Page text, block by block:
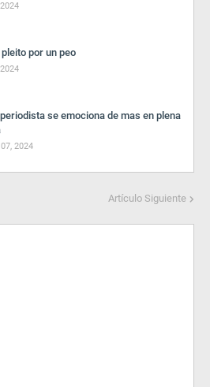
por un peo
se emociona de mas en plena
2024
Artículo Siguiente